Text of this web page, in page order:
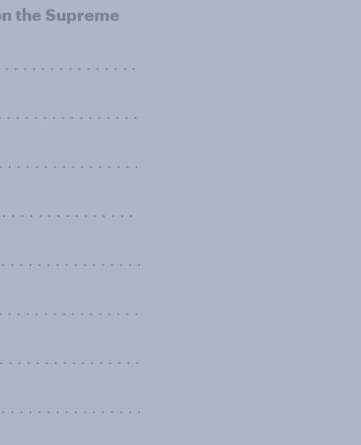
the Supreme
. . . . . . . . . . . . . .
. . . . . . . . . . . . . .
. . . . . . . . . . . . . .
. . . . . . . . . . . . . .
. . . . . . . . . . . . . . .
. . . . . . . . . . . . . .
. . . . . . . . . . . . . .
. . . . . . . . . . . . . . .